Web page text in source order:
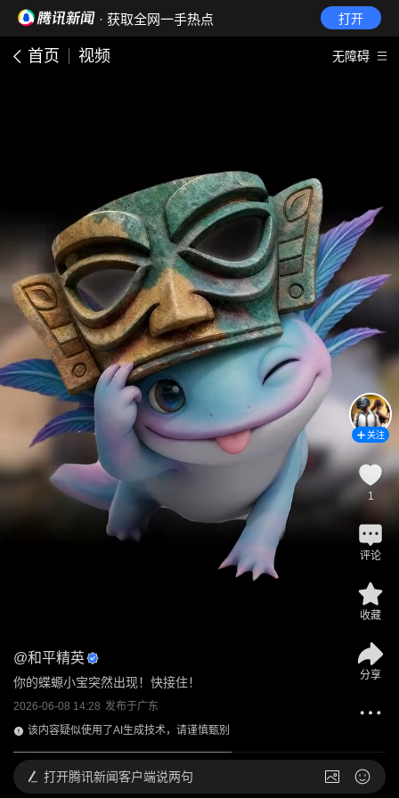
· 获取全网一手热点 打开
首页 视频 无障碍
@和平精英
你的蝶螈小宝突然出现！快接住！
2026-06-08 14:28 发布于广东
该内容疑似使用了AI生成技术，请谨慎甄别
关注
1
评论
收藏
分享
打开腾讯新闻客户端说两句